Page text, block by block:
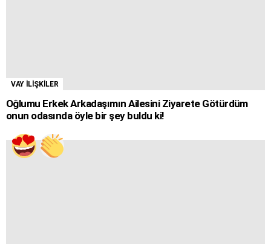
VAY İLİŞKİLER
Oğlumu Erkek Arkadaşımın Ailesini Ziyarete Götürdüm
onun odasında öyle bir şey buldu ki!